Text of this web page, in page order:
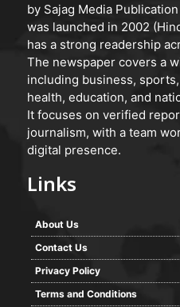
by Sajag Media
was launched in 2002
has a strong readership
The newspaper covers a
including business,
health, education, and
It focuses on verified
journalism, with a team
digital presence.
Links
About Us
Contact Us
Privacy Policy
Terms and Conditions